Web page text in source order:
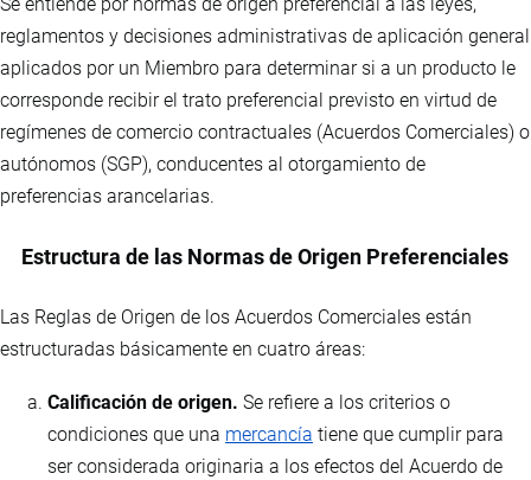
Se entiende por normas de origen preferencial a las leyes,
reglamentos y decisiones administrativas de aplicación general
aplicados por un Miembro para determinar si a un producto le
corresponde recibir el trato preferencial previsto en virtud de
regímenes de comercio contractuales (Acuerdos Comerciales) o
autónomos (SGP), conducentes al otorgamiento de
preferencias arancelarias.
Estructura de las Normas de Origen Preferenciales
Las Reglas de Origen de los Acuerdos Comerciales están
estructuradas básicamente en cuatro áreas:
Calificación de origen. Se refiere a los criterios o
condiciones que una mercancía tiene que cumplir para
ser considerada originaria a los efectos del Acuerdo de